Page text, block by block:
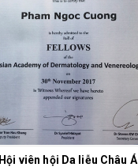
Hội viên hội Da liễu Châu Á